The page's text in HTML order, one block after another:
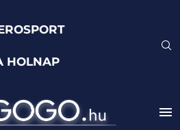
HOLNAP